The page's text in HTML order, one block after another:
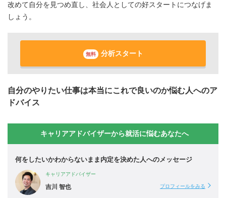
改めて自分を見つめ直し、社会人としての好スタートにつなげま
しょう。
無料 分析スタート
自分のやりたい仕事は本当にこれで良いのか悩む人へのア
ドバイス
キャリアアドバイザーから就活に悩むあなたへ
何をしたいかわからないまま内定を決めた人へのメッセージ
キャリアアドバイザー
吉川 智也 プロフィールをみる